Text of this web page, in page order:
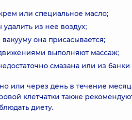
или специальное масло;
из нее воздух;
она присасывается;
выполняют массаж;
смазана или из банки
или через день в течение
клетчатки также
диету.